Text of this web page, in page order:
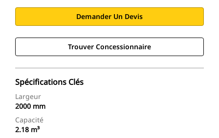
Demander Un Devis
Trouver Concessionnaire
Spécifications Clés
Largeur
2000 mm
Capacité
2.18 m³